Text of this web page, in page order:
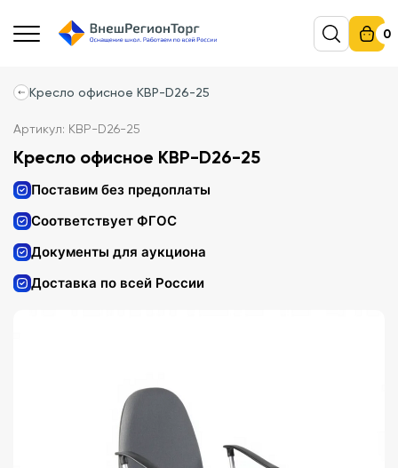
0
Кресло офисное КВР-D26-25
Артикул: КВР-D26-25
Кресло офисное КВР-D26-25
Поставим без предоплаты
Соответствует ФГОС
Документы для аукциона
Доставка по всей России